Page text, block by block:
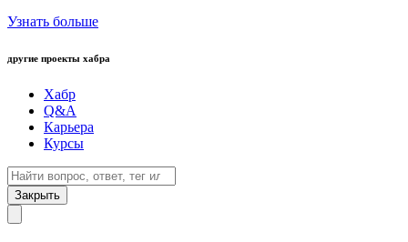
Узнать больше
другие проекты хабра
Хабр
Q&A
Карьера
Курсы
Закрыть